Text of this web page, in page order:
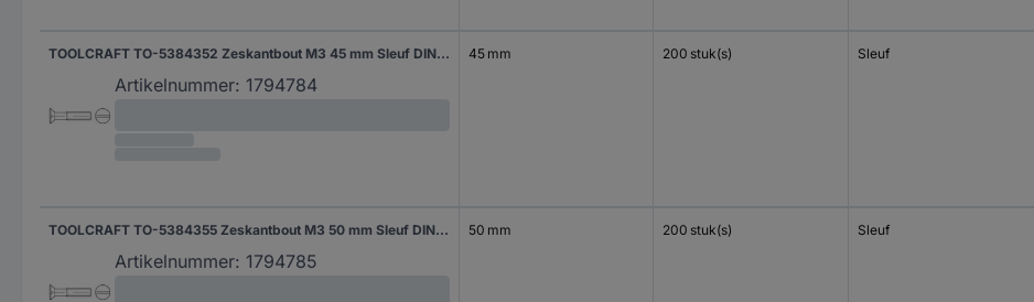
TOOLCRAFT TO-5384352 Zeskantbout M3 45 mm Sleuf DIN 963 Staal Galvanisch verzinkt 200 stuk(s)
Artikelnummer: 1794784
45 mm 200 stuk(s) Sleuf
TOOLCRAFT TO-5384355 Zeskantbout M3 50 mm Sleuf DIN 963 Staal Galvanisch verzinkt 200 stuk(s)
Artikelnummer: 1794785
50 mm 200 stuk(s) Sleuf